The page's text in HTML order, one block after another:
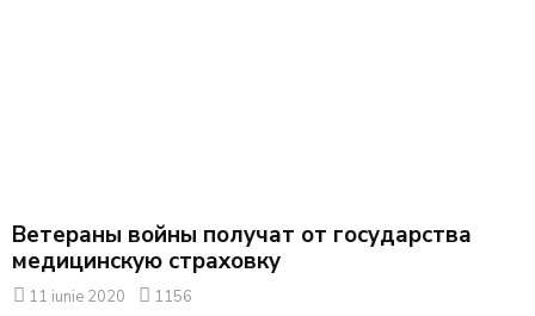
Ветераны войны получат от государства
медицинскую страховку
11 iunie 2020 1156